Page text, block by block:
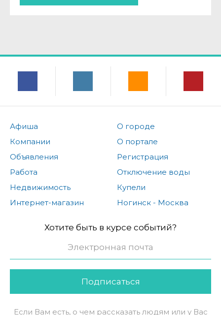
Афиша
Компании
Объявления
Работа
Недвижимость
Интернет-магазин
О городе
О портале
Регистрация
Отключение воды
Купели
Ногинск - Москва
Хотите быть в курсе событий?
Подписаться
Если Вам есть, о чем рассказать людям или у Вас